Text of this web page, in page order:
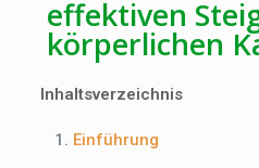
effektiven
körperlichen
Inhaltsverzeichnis
Einführung